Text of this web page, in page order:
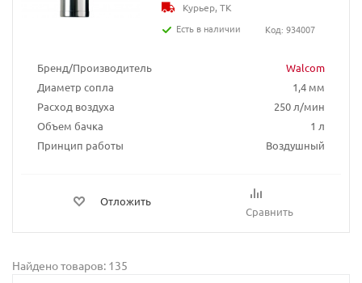
Бренд/Производитель
Walcom
Диаметр сопла
1,4 мм
Расход воздуха
250 л/мин
Объем бачка
1 л
Принцип работы
Воздушный
Отложить
Сравнить
Курьер, ТК
Есть в наличии
Код: 934007
Найдено товаров: 135